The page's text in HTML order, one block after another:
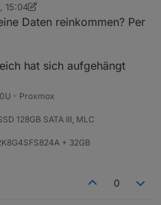
einschließlich Firmware? ;)
alles zu kontrollieren.
15:04
4. März 2023, 17:12
Daten reinkommen? Per
hat sich aufgehängt
- Proxmox
128GB SATA III, MLC
+ 32GB
0